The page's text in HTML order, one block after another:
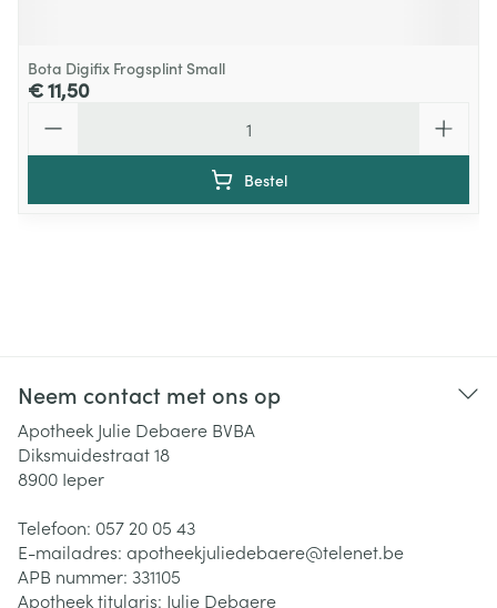
Bota Digifix Frogsplint Small
€ 11,50
Bestel
Neem contact met ons op
Apotheek Julie Debaere BVBA
Diksmuidestraat 18
8900 Ieper
Telefoon: 057 20 05 43
E-mailadres: apotheekjuliedebaere@telenet.be
APB nummer: 331105
Apotheek titularis: Julie Debaere